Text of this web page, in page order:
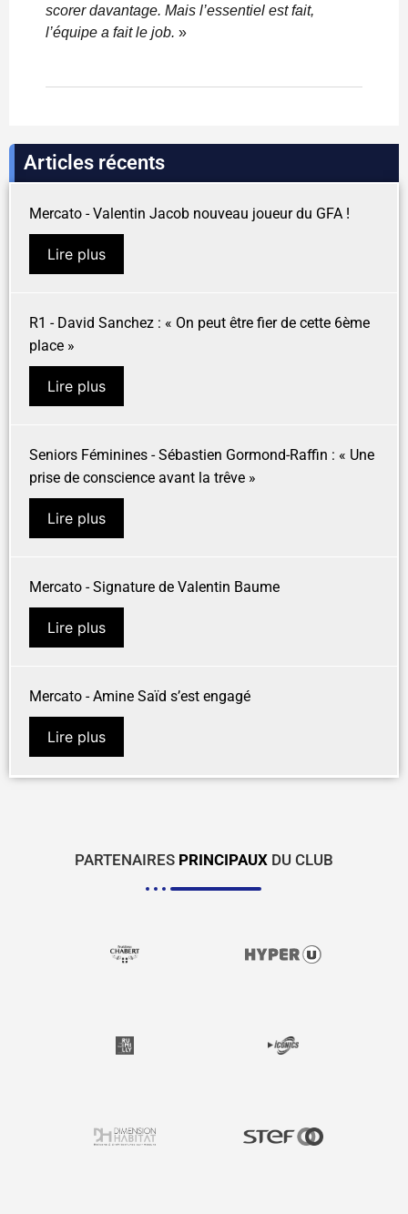
scorer davantage. Mais l’essentiel est fait,
l’équipe a fait le job. »
Articles récents
Mercato - Valentin Jacob nouveau joueur du GFA !
Lire plus
R1 - David Sanchez : « On peut être fier de cette 6ème
place »
Lire plus
Seniors Féminines - Sébastien Gormond-Raffin : « Une
prise de conscience avant la trêve »
Lire plus
Mercato - Signature de Valentin Baume
Lire plus
Mercato - Amine Saïd s’est engagé
Lire plus
PARTENAIRES PRINCIPAUX DU CLUB